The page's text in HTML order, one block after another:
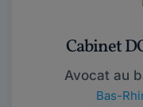
Cabinet
Avocat au
Bas-